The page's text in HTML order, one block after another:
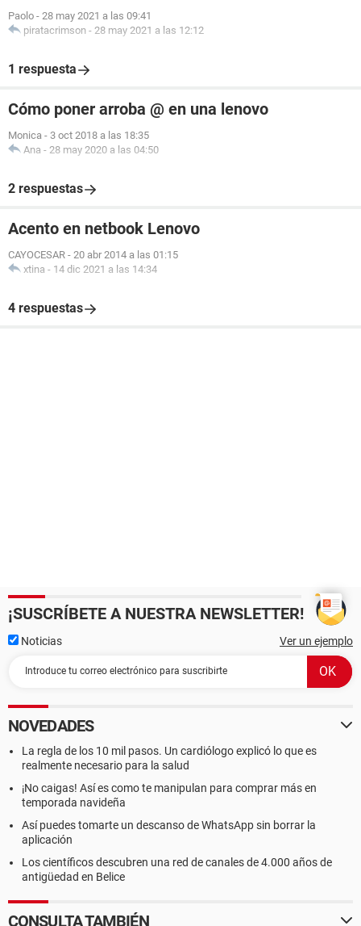
Paolo - 28 may 2021 a las 09:41
piratacrimson - 28 may 2021 a las 12:12
1 respuesta
Cómo poner arroba @ en una lenovo
Monica - 3 oct 2018 a las 18:35
Ana - 28 may 2020 a las 04:50
2 respuestas
Acento en netbook Lenovo
CAYOCESAR - 20 abr 2014 a las 01:15
xtina - 14 dic 2021 a las 14:34
4 respuestas
¡SUSCRÍBETE A NUESTRA NEWSLETTER!
Noticias Ver un ejemplo
NOVEDADES
La regla de los 10 mil pasos. Un cardiólogo explicó lo que es
realmente necesario para la salud
¡No caigas! Así es como te manipulan para comprar más en
temporada navideña
Así puedes tomarte un descanso de WhatsApp sin borrar la
aplicación
Los científicos descubren una red de canales de 4.000 años de
antigüedad en Belice
CONSULTA TAMBIÉN